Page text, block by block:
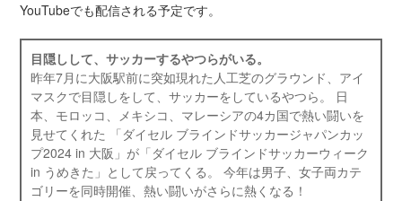
YouTubeでも配信される予定です。
目隠しして、サッカーするやつらがいる。
昨年7月に大阪駅前に突如現れた人工芝のグラウンド、アイ
マスクで目隠しをして、サッカーをしているやつら。 日
本、モロッコ、メキシコ、マレーシアの4カ国で熱い闘いを
見せてくれた 「ダイセル ブラインドサッカージャパンカッ
プ2024 in 大阪」が「ダイセル ブラインドサッカーウィーク
in うめきた」として戻ってくる。 今年は男子、女子両カテ
ゴリーを同時開催、熱い闘いがさらに熱くなる！